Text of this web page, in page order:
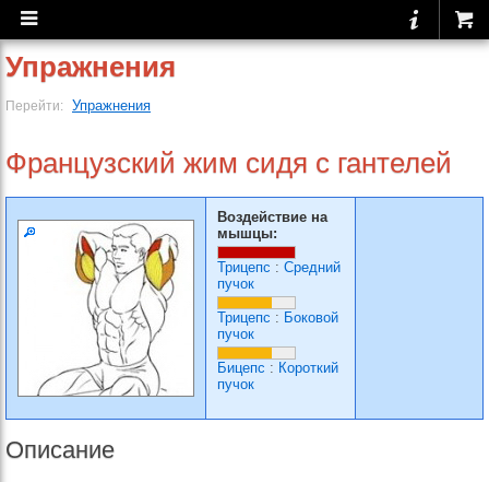
Упражнения
Перейти: Упражнения
Французский жим сидя с гантелей
Воздействие на
мышцы:
Трицепс : Средний
пучок
Трицепс : Боковой
пучок
Бицепс : Короткий
пучок
Описание